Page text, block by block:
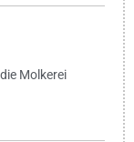
Molkerei